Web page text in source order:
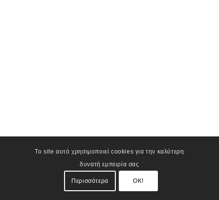
Το site αυτό χρησιμοποιεί cookies για την καλύτερη
δυνατή εμπειρία σας
Περισσότερα OK!